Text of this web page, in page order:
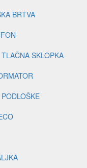
BRTVA
TLAČNA SKLOPKA